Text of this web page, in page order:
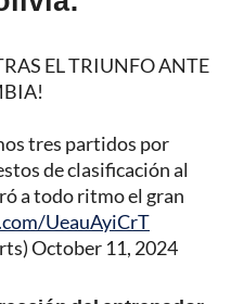
EL TRIUNFO ANTE
tres partidos por
de clasificación al
a todo ritmo el gran
UeauAyiCrT
October 11, 2024